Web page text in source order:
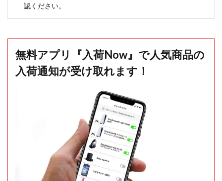
認ください。
無料アプリ『入荷Now』で人気商品の
入荷通知が受け取れます！